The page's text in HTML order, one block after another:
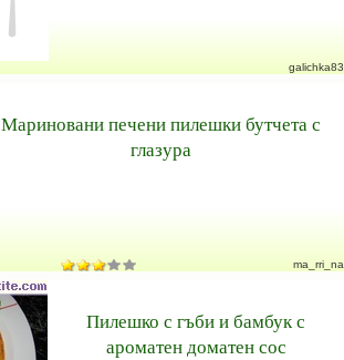
galichka83
Мариновани печени пилешки бутчета с
глазура
ma_rri_na
Пилешко с гъби и бамбук с
ароматен доматен сос